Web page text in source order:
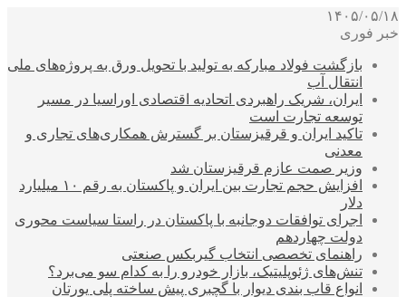
۱۴۰۵/۰۵/۱۸
خبر فوری
بازگشت فولاد مبارکه به تولید با تحویل ورق به پروژه‌های ملی
انتقال آب
ایران، شریک راهبردی اتحادیه اقتصادی اوراسیا در مسیر
توسعه تجارت است
تاکید ایران و قرقیزستان بر گسترش همکاری‌های تجاری و
معدنی
وزیر صمت عازم قرقیزستان شد
افزایش حجم تجارت بین ایران و پاکستان به رقم ۱۰ میلیارد
دلار
اجرای توافقات دوجانبه با پاکستان در راستا سیاست محوری
دولت چهاردهم
راهنمای تخصصی انتخاب گیربکس صنعتی
تنش‌های ژئوپلیتیک، بازار خودرو را به کدام سو می‌برد؟
انواع قاب بندی دیوار با گچبری پیش ساخته پلی یورتان